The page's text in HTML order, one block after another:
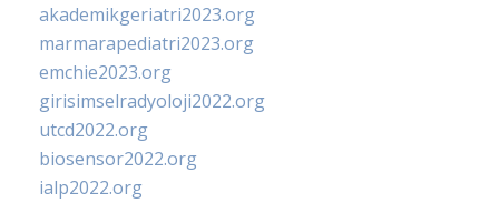
akademikgeriatri2023.org
marmarapediatri2023.org
emchie2023.org
girisimselradyoloji2022.org
utcd2022.org
biosensor2022.org
ialp2022.org